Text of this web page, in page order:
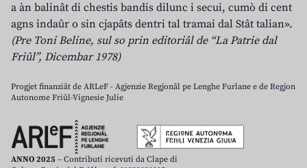
a àn balinât di chestis bandis dilunc i secui, cumò di cent
agns indaûr o sin cjapâts dentri tal tramai dal Stât talian».
(Pre Toni Beline, sul so prin editoriâl de “La Patrie dal
Friûl”, Dicembar 1978)
Progjet finanziât de ARLeF - Agjenzie Regjonâl pe Lenghe Furlane e de Regjon
Autonome Friûl-Vignesie Julie
ANNO 2025 – Contributi ricevuti da Clape di